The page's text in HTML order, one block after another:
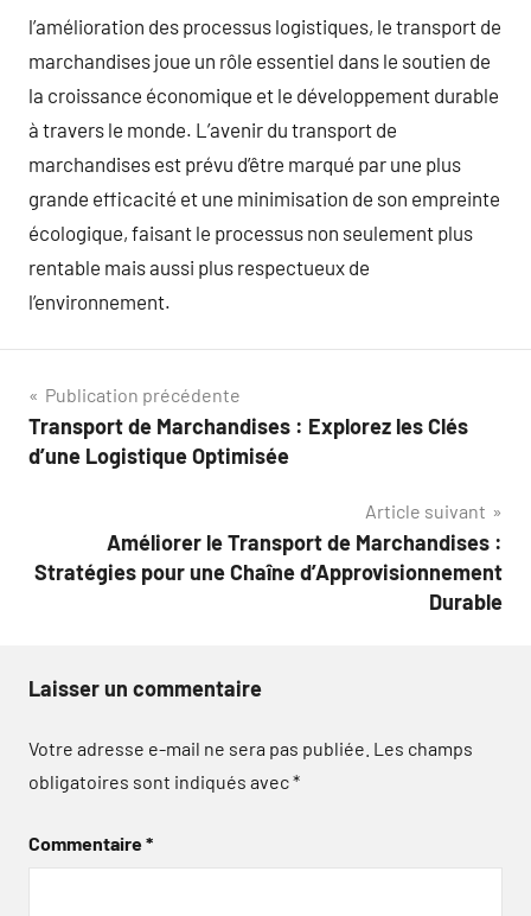
l’amélioration des processus logistiques, le transport de
marchandises joue un rôle essentiel dans le soutien de
la croissance économique et le développement durable
à travers le monde. L’avenir du transport de
marchandises est prévu d’être marqué par une plus
grande efficacité et une minimisation de son empreinte
écologique, faisant le processus non seulement plus
rentable mais aussi plus respectueux de
l’environnement.
Navigation
de
Publication précédente
Transport de Marchandises : Explorez les Clés
d’une Logistique Optimisée
Article suivant
Améliorer le Transport de Marchandises :
Stratégies pour une Chaîne d’Approvisionnement
Durable
Laisser un commentaire
Votre adresse e-mail ne sera pas publiée. Les champs
obligatoires sont indiqués avec*
Commentaire*